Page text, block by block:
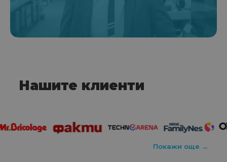
Нашите клиенти
Покажи още →